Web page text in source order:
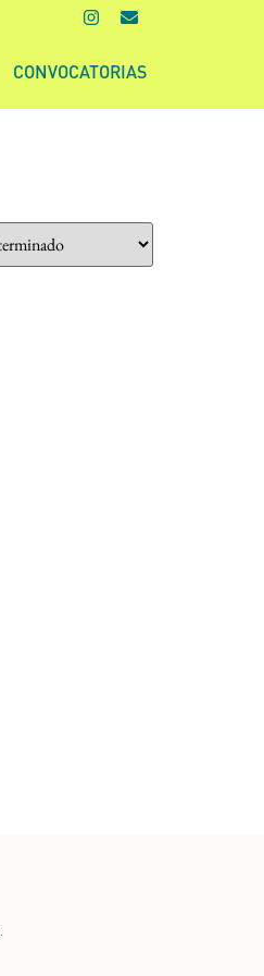
CONVOCATORIAS